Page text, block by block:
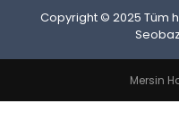
Copyright © 2025 Tüm
Mersin